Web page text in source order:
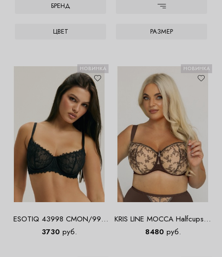
БРЕНД
ЦВЕТ РАЗМЕР
НОВИНКА
ESOTIQ 43998 CMON/99X
Бюст
3730 руб.
НОВИНКА
KRIS LINE MOCCA Halfcupsoft
Бюст
8480 руб.